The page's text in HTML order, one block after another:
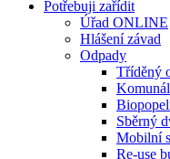
Potřebuji zařídit
Úřad ONLINE
Hlášení závad
Odpady
Tříděný
Sběrný
Mobilní
Re-use